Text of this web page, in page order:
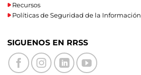
Recursos
Políticas de Seguridad de la Información
SIGUENOS EN RRSS